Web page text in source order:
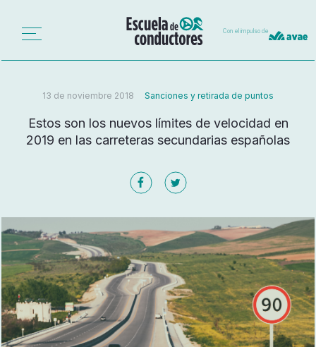
Con el impulso de
13 de noviembre 2018 Sanciones y retirada de puntos
Estos son los nuevos límites de velocidad en
2019 en las carreteras secundarias españolas